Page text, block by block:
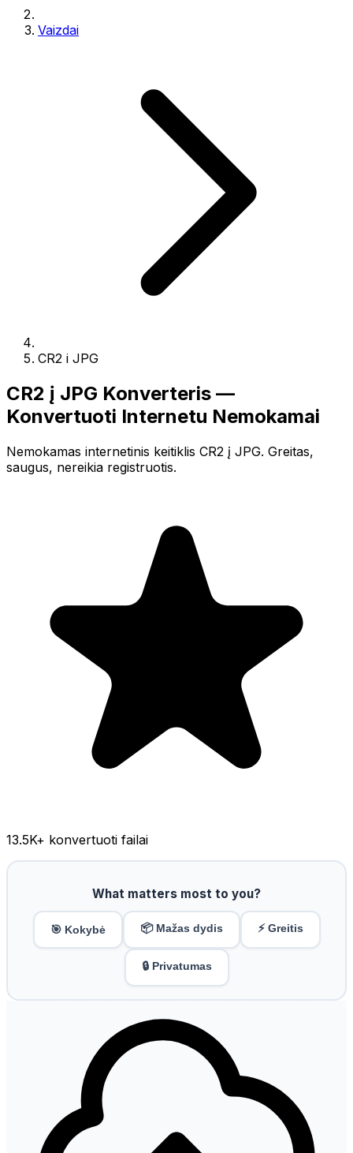
Vaizdai
CR2 i JPG
CR2 į JPG Konverteris —
Konvertuoti Internetu Nemokamai
Nemokamas internetinis keitiklis CR2 į JPG. Greitas,
saugus, nereikia registruotis.
13.5K+ konvertuoti failai
What matters most to you?
🎯 Kokybė 📦 Mažas dydis ⚡ Greitis
🔒 Privatumas